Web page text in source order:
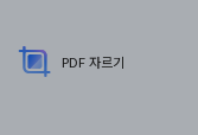
PDF 자르기